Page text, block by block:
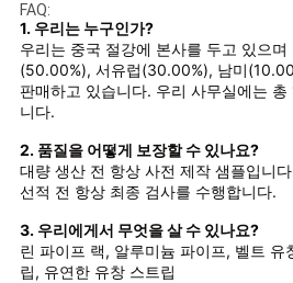
FAQ:
1. 우리는 누구인가?
우리는 중국 절강에 본사를 두고 있으
(50.00%), 서유럽(30.00%), 남미
판매하고 있습니다. 우리 사무실에는
니다.
2. 품질을 어떻게 보장할 수 있나요?
대량 생산 전 항상 사전 제작 샘플입니
선적 전 항상 최종 검사를 수행합니다.
3. 우리에게서 무엇을 살 수 있나요?
린 파이프 랙, 알루미늄 파이프, 벨트 유
립, 유연한 유창 스트립